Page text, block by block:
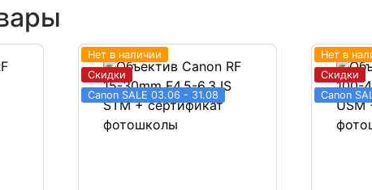
Нет в наличии
Скидки
Canon SALE 03.06 - 31.08
Нет в
Скидки
Canon